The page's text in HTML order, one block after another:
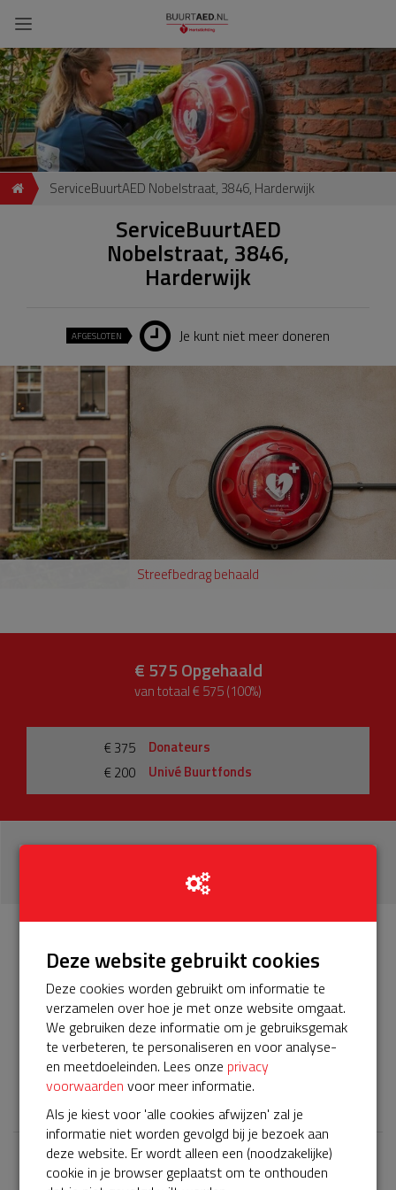
ServiceBuurtAED Nobelstraat, 3846, Harderwijk
ServiceBuurtAED
Nobelstraat, 3846,
Harderwijk
AFGESLOTEN Je kunt niet meer doneren
Streefbedrag behaald
€ 575Opgehaald
van totaal € 575 (100%)
€ 375
Donateurs
€ 200
Univé Buurtfonds
6
donaties
Info Donateurs 6
Het servicepakket van onze BuurtAED verloopt bijna en
moet worden verlengd, zodat onze AED gebruiksklaar
blijft. Help je mee? Doneer voor ons servicepakket!
𝕏
Laatste donaties
Deze website gebruikt cookies
Deze cookies worden gebruikt om informatie te
verzamelen over hoe je met onze website omgaat.
We gebruiken deze informatie om je gebruiksgemak
te verbeteren, te personaliseren en voor analyse-
en meetdoeleinden. Lees onze privacy
voorwaarden voor meer informatie.
Als je kiest voor 'alle cookies afwijzen' zal je
informatie niet worden gevolgd bij je bezoek aan
deze website. Er wordt alleen een (noodzakelijke)
cookie in je browser geplaatst om te onthouden